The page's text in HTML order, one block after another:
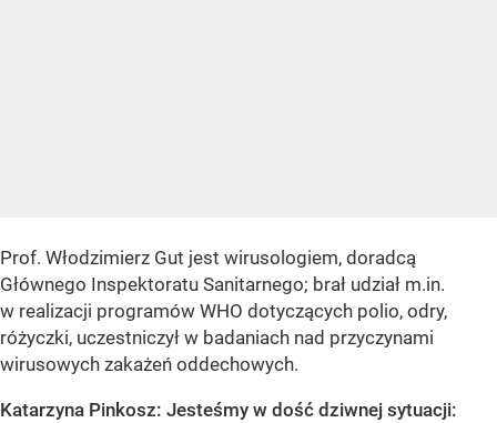
Prof. Włodzimierz Gut jest wirusologiem, doradcą
Głównego Inspektoratu Sanitarnego; brał udział m.in.
w realizacji programów WHO dotyczących polio, odry,
różyczki, uczestniczył w badaniach nad przyczynami
wirusowych zakażeń oddechowych.
Katarzyna Pinkosz: Jesteśmy w dość dziwnej sytuacji: